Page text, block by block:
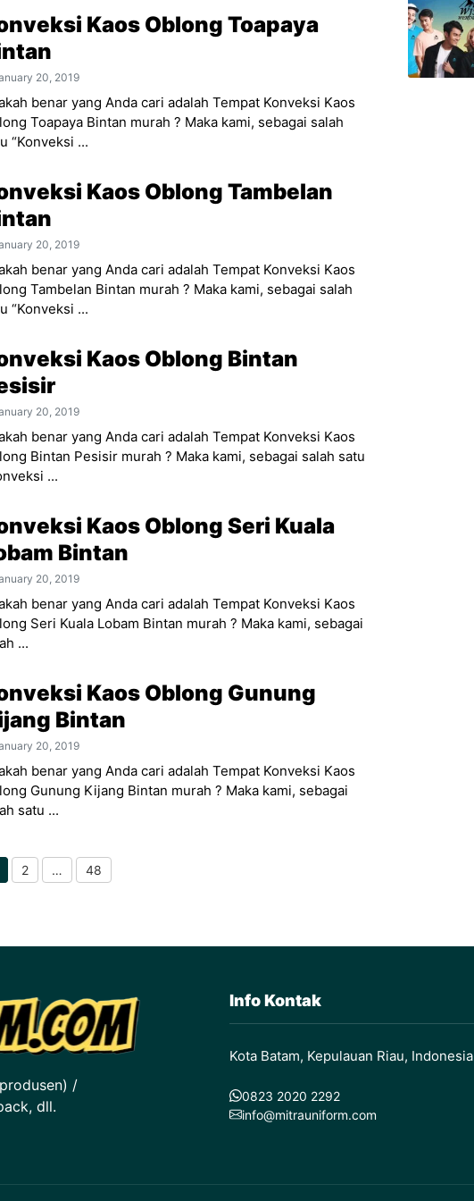
Kaos Oblong Toapaya
20, 2019
benar yang Anda cari adalah Tempat Konveksi Kaos
Toapaya Bintan murah ? Maka kami, sebagai salah
“Konveksi ...
Kaos Oblong Tambelan
20, 2019
benar yang Anda cari adalah Tempat Konveksi Kaos
Tambelan Bintan murah ? Maka kami, sebagai salah
“Konveksi ...
Kaos Oblong Bintan
20, 2019
benar yang Anda cari adalah Tempat Konveksi Kaos
Bintan Pesisir murah ? Maka kami, sebagai salah satu
...
Kaos Oblong Seri Kuala
Bintan
20, 2019
benar yang Anda cari adalah Tempat Konveksi Kaos
Seri Kuala Lobam Bintan murah ? Maka kami, sebagai
...
Kaos Oblong Gunung
Bintan
20, 2019
benar yang Anda cari adalah Tempat Konveksi Kaos
Gunung Kijang Bintan murah ? Maka kami, sebagai
satu ...
Page Page
2 … Page
48
/
dll.
Info Kontak
Kota Batam, Kepulauan Riau, Indonesia
0823 2020 2292
info@mitrauniform.com